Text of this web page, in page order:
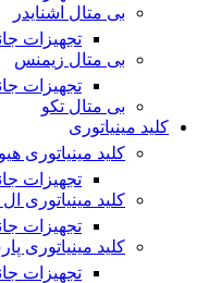
بی متال اشنایدر
تجهیزات
بی متال زیمنس
تجهیزات
بی متال تکو
کلید مینیاتوری
کلید مینیاتوری
تجهیزات
کلید مینیاتوری
تجهیزات
کلید مینیاتوری
تجهیزات